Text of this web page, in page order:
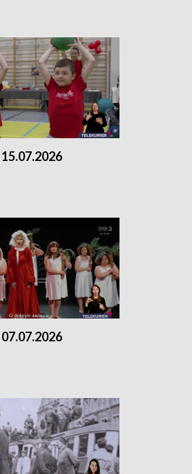
15.07.2026
07.07.2026